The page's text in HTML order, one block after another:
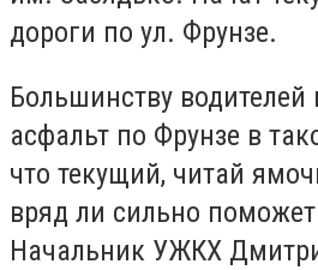
дороги по ул. Фрунзе.
Большинству водителей
асфальт по Фрунзе в
что текущий, читай
вряд ли сильно
Начальник УЖКХ